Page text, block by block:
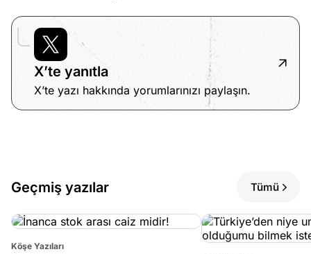
X’te yanıtla
X’te yazı hakkında yorumlarınızı paylaşın.
Geçmiş yazılar Tümü
Köşe Yazıları